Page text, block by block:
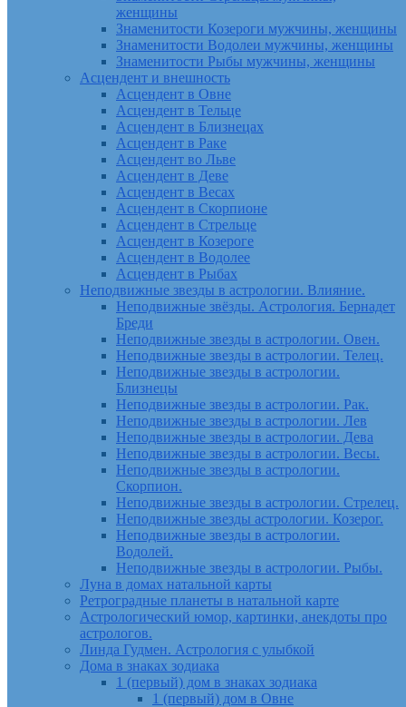
женщины
Знаменитости Козероги мужчины, женщины
Знаменитости Водолеи мужчины, женщины
Знаменитости Рыбы мужчины, женщины
Асцендент и внешность
Асцендент в Овне
Асцендент в Тельце
Асцендент в Близнецах
Асцендент в Раке
Асцендент во Льве
Асцендент в Деве
Асцендент в Весах
Асцендент в Скорпионе
Асцендент в Стрельце
Асцендент в Козероге
Асцендент в Водолее
Асцендент в Рыбах
Неподвижные звезды в астрологии. Влияние.
Неподвижные звёзды. Астрология. Бернадет
Бреди
Неподвижные звезды в астрологии. Овен.
Неподвижные звезды в астрологии. Телец.
Неподвижные звезды в астрологии.
Близнецы
Неподвижные звезды в астрологии. Рак.
Неподвижные звезды в астрологии. Лев
Неподвижные звезды в астрологии. Дева
Неподвижные звезды в астрологии. Весы.
Неподвижные звезды в астрологии.
Скорпион.
Неподвижные звезды в астрологии. Стрелец.
Неподвижные звезды астрологии. Козерог.
Неподвижные звезды в астрологии.
Водолей.
Неподвижные звезды в астрологии. Рыбы.
Луна в домах натальной карты
Ретроградные планеты в натальной карте
Астрологический юмор, картинки, анекдоты про
астрологов.
Линда Гудмен. Астрология с улыбкой
Дома в знаках зодиака
1 (первый) дом в знаках зодиака
1 (первый) дом в Овне